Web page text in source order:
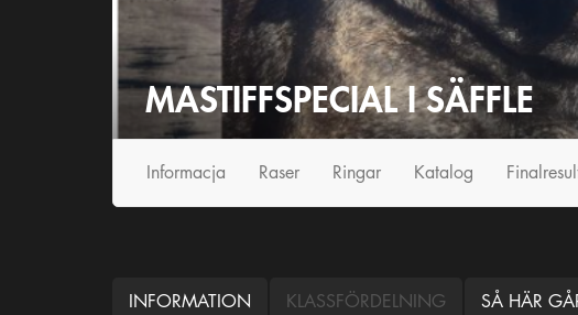
MASTIFFSPECIAL I SÄFFLE
Informacja Raser Ringar Katalog
INFORMATION KLASSFÖRDELNING SÅ HÄR